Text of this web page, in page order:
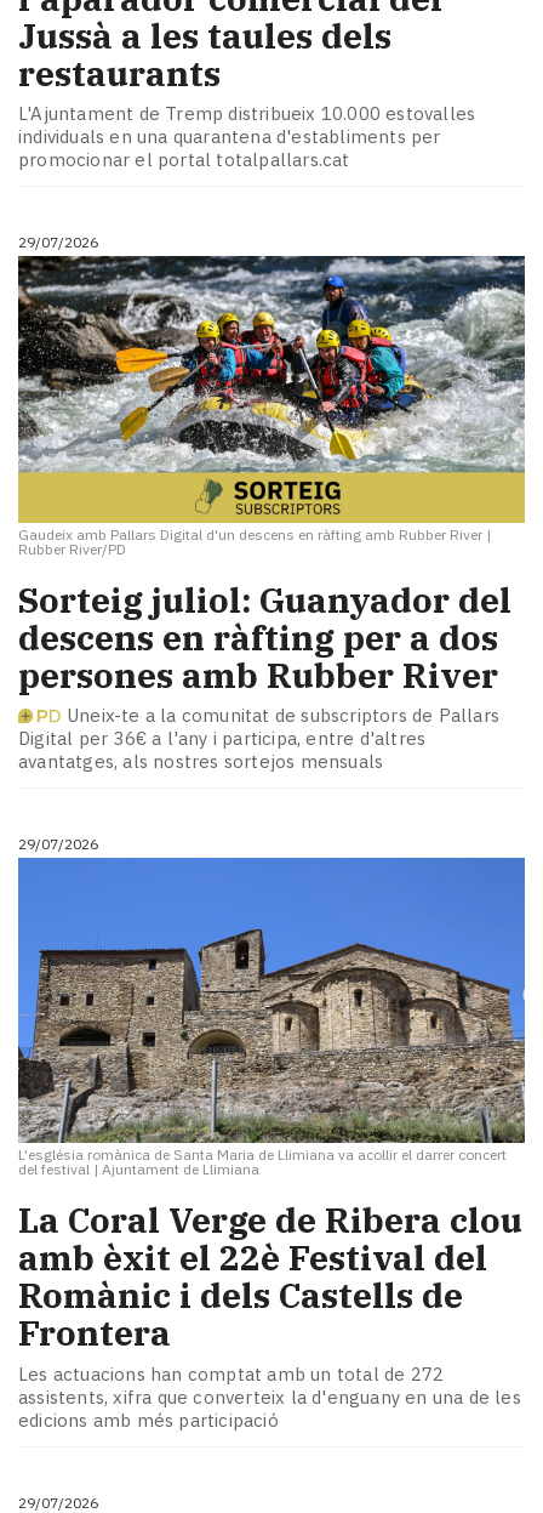
Jussà a les taules dels
restaurants
L'Ajuntament de Tremp distribueix 10.000 estovalles
individuals en una quarantena d'establiments per
promocionar el portal totalpallars.cat
29/07/2026
Gaudeix amb Pallars Digital d'un descens en ràfting amb Rubber River |
Rubber River/PD
Sorteig juliol: Guanyador del
descens en ràfting per a dos
persones amb Rubber River
Uneix-te a la comunitat de subscriptors de Pallars
Digital per 36€ a l'any i participa, entre d'altres
avantatges, als nostres sortejos mensuals
29/07/2026
L'església romànica de Santa Maria de Llimiana va acollir el darrer concert
del festival | Ajuntament de Llimiana
La Coral Verge de Ribera clou
amb èxit el 22è Festival del
Romànic i dels Castells de
Frontera
Les actuacions han comptat amb un total de 272
assistents, xifra que converteix la d'enguany en una de les
edicions amb més participació
29/07/2026